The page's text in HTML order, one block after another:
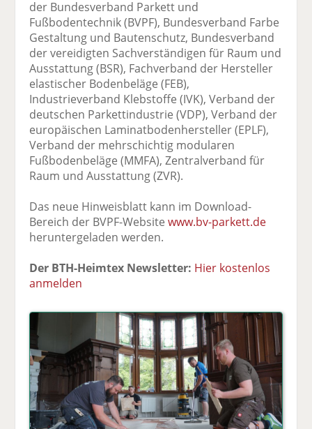
der Bundesverband Parkett und
Fußbodentechnik (BVPF), Bundesverband Farbe
Gestaltung und Bautenschutz, Bundesverband
der vereidigten Sachverständigen für Raum und
Ausstattung (BSR), Fachverband der Hersteller
elastischer Bodenbeläge (FEB),
Industrieverband Klebstoffe (IVK), Verband der
deutschen Parkettindustrie (VDP), Verband der
europäischen Laminatbodenhersteller (EPLF),
Verband der mehrschichtig modularen
Fußbodenbeläge (MMFA), Zentralverband für
Raum und Ausstattung (ZVR).
Das neue Hinweisblatt kann im Download-
Bereich der BVPF-Websitewww.bv-parkett.de
heruntergeladen werden.
Der BTH-Heimtex Newsletter: Hier kostenlos
anmelden